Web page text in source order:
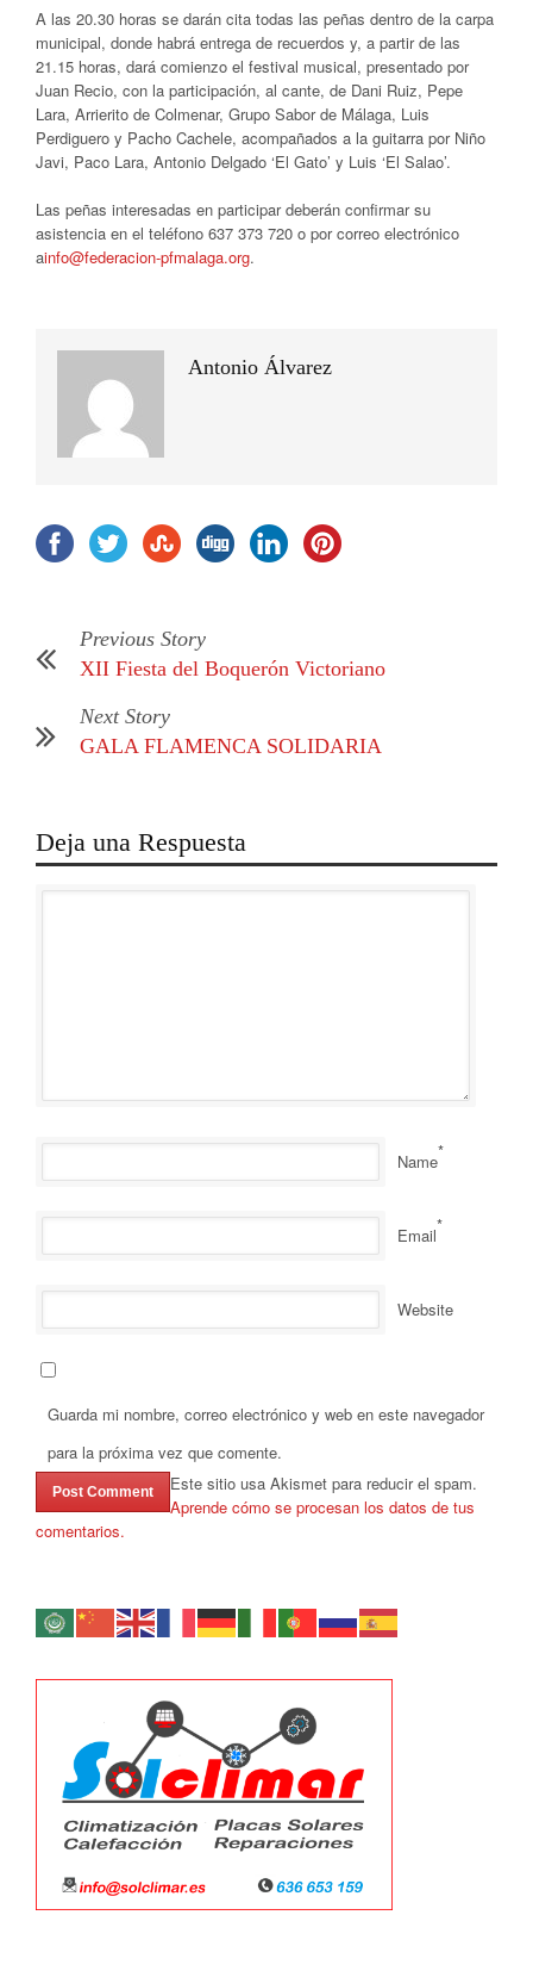
A las 20.30 horas se darán cita todas las peñas dentro de la carpa
municipal, donde habrá entrega de recuerdos y, a partir de las
21.15 horas, dará comienzo el festival musical, presentado por
Juan Recio, con la participación, al cante, de Dani Ruiz, Pepe
Lara, Arrierito de Colmenar, Grupo Sabor de Málaga, Luis
Perdiguero y Pacho Cachele, acompañados a la guitarra por Niño
Javi, Paco Lara, Antonio Delgado ‘El Gato’ y Luis ‘El Salao’.
Las peñas interesadas en participar deberán confirmar su
asistencia en el teléfono 637 373 720 o por correo electrónico
ainfo@federacion-pfmalaga.org.
Antonio Álvarez
Previous Story
XII Fiesta del Boquerón Victoriano
Next Story
GALA FLAMENCA SOLIDARIA
Deja una Respuesta
Name*
Email*
Website
Guarda mi nombre, correo electrónico y web en este navegador
para la próxima vez que comente.
Este sitio usa Akismet para reducir el spam.
Aprende cómo se procesan los datos de tus
comentarios.